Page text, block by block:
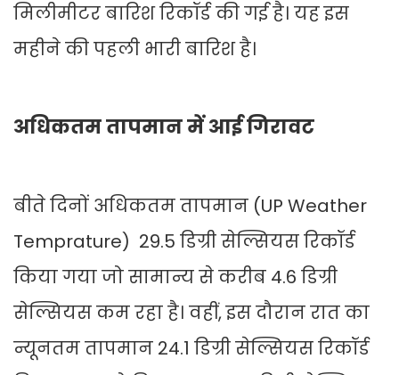
मिलीमीटर बारिश रिकॉर्ड की गई है। यह इस
महीने की पहली भारी बारिश है।
अधिकतम तापमान में आई गिरावट
बीते दिनों अधिकतम तापमान (UP Weather
Temprature) 29.5 डिग्री सेल्सियस रिकॉर्ड
किया गया जो सामान्य से करीब 4.6 डिग्री
सेल्सियस कम रहा है। वहीं, इस दौरान रात का
न्यूनतम तापमान 24.1 डिग्री सेल्सियस रिकॉर्ड